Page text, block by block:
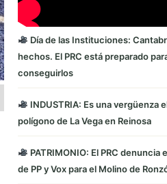
Día de las Instituciones:
hechos. El PRC está preparado
conseguirlos
INDUSTRIA: Es una vergüenza
polígono de La Vega en Reinosa
PATRIMONIO: El PRC denuncia
de PP y Vox para el Molino de